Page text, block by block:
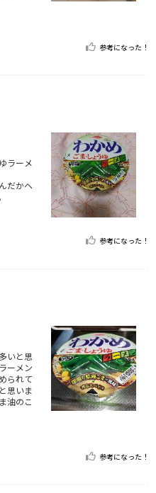
参考になった！
ラーメ
だかヘ
参考になった！
いと思
ーメン
られて
思いま
油のこ
参考になった！